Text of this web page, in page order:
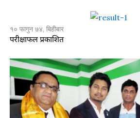
१० फागुन ७४, बिहीबार
परीक्षाफल प्रकाशित